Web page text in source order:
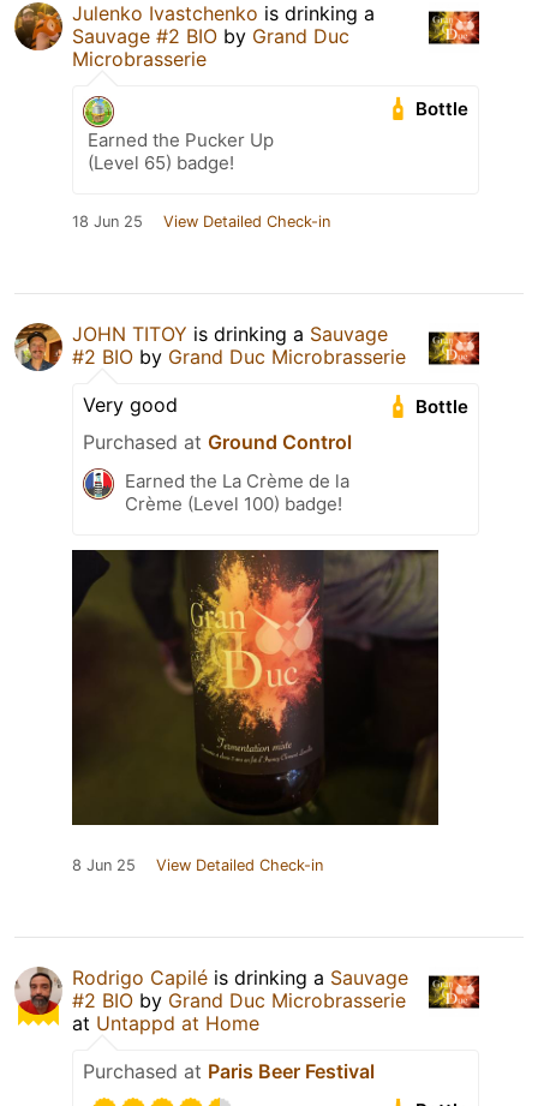
Julenko Ivastchenko is drinking a
Sauvage #2 BIO by Grand Duc
Microbrasserie
Bottle
Earned the Pucker Up
(Level 65) badge!
18 Jun 25 View Detailed Check-in
JOHN TITOY is drinking a Sauvage
#2 BIO by Grand Duc Microbrasserie
Bottle
Very good
Purchased at Ground Control
Earned the La Crème de la
Crème (Level 100) badge!
8 Jun 25 View Detailed Check-in
Rodrigo Capilé is drinking a Sauvage
#2 BIO by Grand Duc Microbrasserie
at Untappd at Home
Purchased at Paris Beer Festival